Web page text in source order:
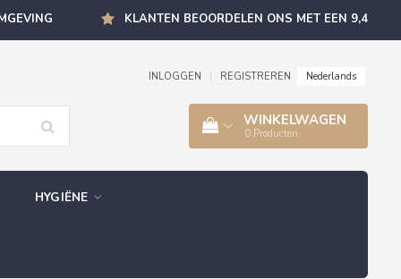
KLANTEN BEOORDELEN ONS MET EEN 9,4
INLOGGEN REGISTREREN Nederlands
WINKELWAGEN
0 Producten
HYGIËNE